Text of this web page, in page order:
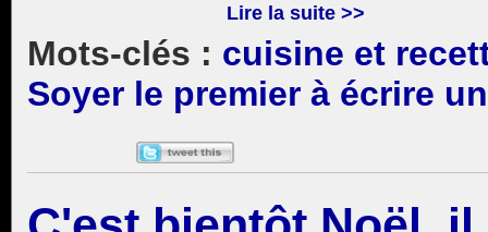
Lire la suite >>
cuisine et
Soyer le premier à écrire